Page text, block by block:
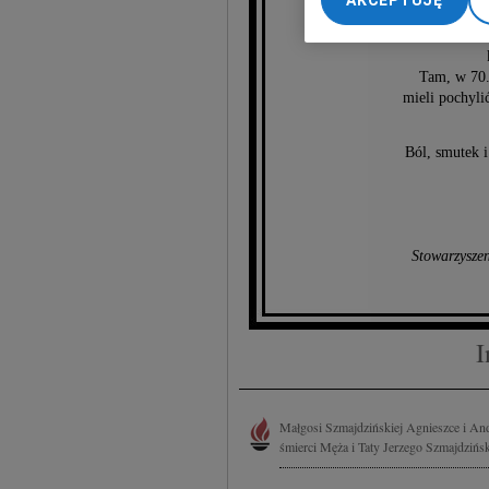
92
Tam, w
mieli
Ból, smutek i
Małgosi Szmajdzińskiej Agnieszce i
śmierci Męża i Taty Jerzego
My, nasi Zaufani
dokładnych danych
Przechowywanie
treści, badnie